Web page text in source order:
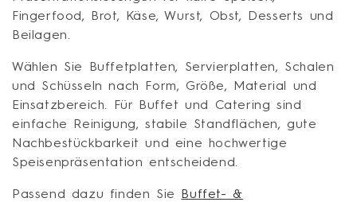
g
o
r
i
e
Fingerfood, Brot, Käse, Wurst, Obst, Desserts und
Beilagen.
Wählen Sie Buffetplatten, Servierplatten, Schalen
und Schüsseln nach Form, Größe, Material und
Einsatzbereich. Für Buffet und Catering sind
einfache Reinigung, stabile Standflächen, gute
Nachbestückbarkeit und eine hochwertige
Speisenpräsentation entscheidend.
Passend dazu finden Sie
Buffet- &